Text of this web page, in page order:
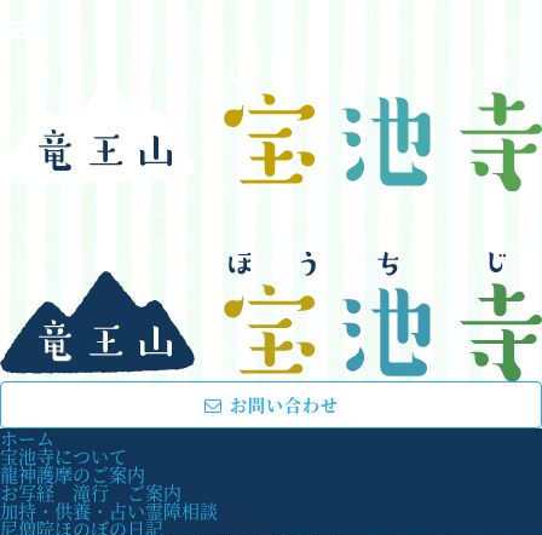
お問い合わせ
ホーム
宝池寺について
龍神護摩のご案内
お写経 滝行 ご案内
加持・供養・占い霊障相談
尼僧院ほのぼの日記